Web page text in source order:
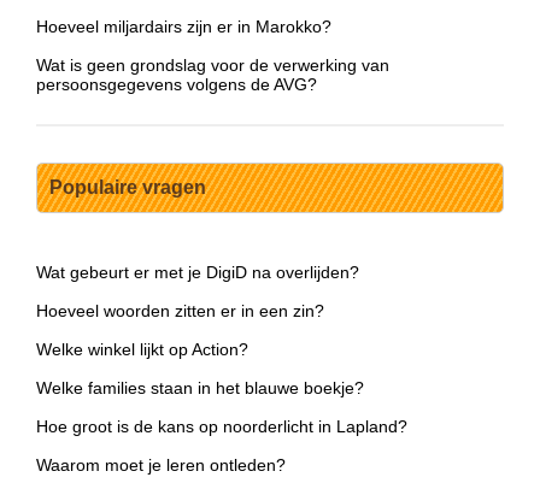
Hoeveel miljardairs zijn er in Marokko?
Wat is geen grondslag voor de verwerking van
persoonsgegevens volgens de AVG?
Populaire vragen
Wat gebeurt er met je DigiD na overlijden?
Hoeveel woorden zitten er in een zin?
Welke winkel lijkt op Action?
Welke families staan in het blauwe boekje?
Hoe groot is de kans op noorderlicht in Lapland?
Waarom moet je leren ontleden?